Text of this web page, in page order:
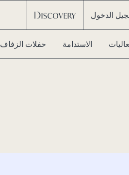
الدخول
الاستدامة حفلات الزفاف